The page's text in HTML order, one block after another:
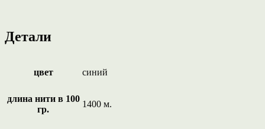
Детали
цвет синий
длина нити в 100
гр.
1400 м.